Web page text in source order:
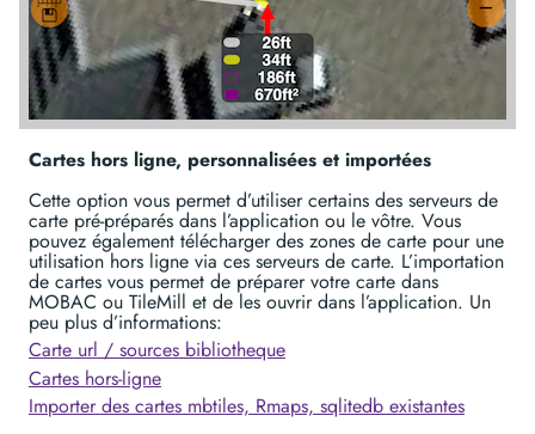
Cartes hors ligne, personnalisées et importées
Cette option vous permet d’utiliser certains des serveurs de
carte pré-préparés dans l’application ou le vôtre. Vous
pouvez également télécharger des zones de carte pour une
utilisation hors ligne via ces serveurs de carte. L’importation
de cartes vous permet de préparer votre carte dans
MOBAC ou TileMill et de les ouvrir dans l’application. Un
peu plus d’informations:
Carte url / sources bibliotheque
Cartes hors-ligne
Importer des cartes mbtiles, Rmaps, sqlitedb existantes